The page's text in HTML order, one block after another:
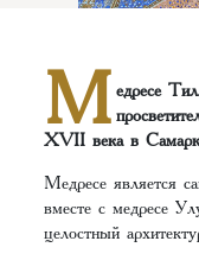
М едресе
XVII века в
Медресе является
вместе с медресе
целостный